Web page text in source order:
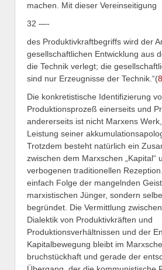
machen. Mit dieser Vereinseitigung
32 —-
des Produktivkraftbegriffs wird der
gesellschaftlichen Entwicklung aus
die Technik verlegt; die
sind nur Erzeugnisse der Technik.“(8
Die konkretistische Identifizierung
Produktionsprozeß einerseits und
andererseits ist nicht Marxens
Leistung seiner
Trotzdem besteht natürlich ein
zwischen dem Marxschen „Kapital“
verbogenen traditionellen
einfach Folge der mangelnden
marxistischen Jünger, sondern
begründet. Die Vermittlung
Dialektik von Produktivkräften und
Produktionsverhältnissen und der
Kapitalbewegung bleibt im
bruchstückhaft und gerade der